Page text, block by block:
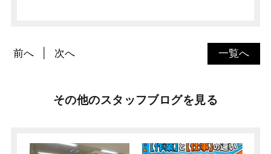
一覧へ
前へ 次へ
その他のスタッフブログを見る